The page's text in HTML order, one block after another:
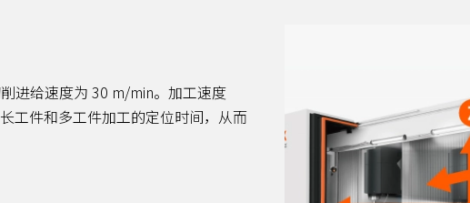
进给速度为 30 m/min。加工速度
工件和多工件加工的定位时间，从而